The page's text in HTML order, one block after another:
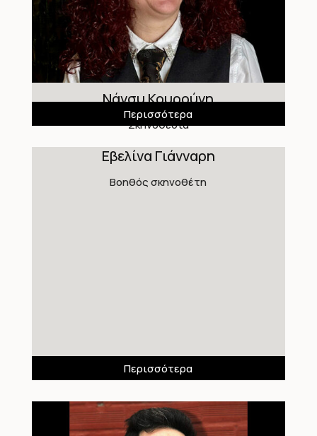
Νάνσυ Κουρούνη
Σκηνοθεσία
Περισσότερα
Εβελίνα Γιάνναρη
Βοηθός σκηνοθέτη
Περισσότερα